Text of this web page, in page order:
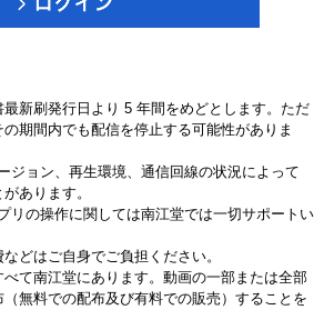
最新刷発行日より 5 年間をめどとします。ただ
期間内でも配信を停止する可能性がありま
ジョン、再生環境、通信回線の状況によって
あります。
リの操作に関しては南江堂では一切サポートい
どはご自身でご負担ください。
べて南江堂にあります。動画の一部または全部
無料での配布及び有料での販売）することを